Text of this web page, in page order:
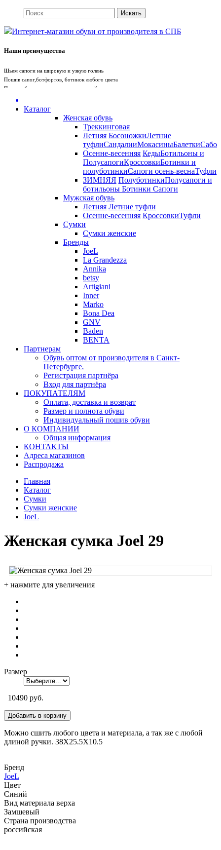
Интернет-магазин обуви от производителя в СПБ
Наши преимущества
Шьем сапоги на широкую и узкую голень
Пошив сапог,ботфортов, ботинок любого цвета
Пошив обуви вручную с учетом вашей стопы
Whatsapp+79675719880
Санкт-Петербург
Каталог
Женская обувь
Треккинговая
Летняя БосоножкиЛетние
туфлиСандалииМокасиныБалеткиСабо
Осенне-весенняя КедыБотильоны и
ПолусапогиКроссовкиБотинки и
полуботинкиСапоги осень-веснаТуфли
ЗИМНЯЯ ПолуботинкиПолусапоги и
ботильоны Ботинки Сапоги
Мужская обувь
Летняя Летние туфли
Осенне-весенняя КроссовкиТуфли
Сумки
Сумки женские
Бренды
JoeL
La Grandezza
Annika
betsy
Artigiani
Inner
Marko
Bona Dea
GNV
Baden
BENTA
Партнерам
Обувь оптом от производителя в Санкт-
Петербурге.
Регистрация партнёра
Вход для партнёра
ПОКУПАТЕЛЯМ
Оплата, доставка и возврат
Размер и полнота обуви
Индивидуальный пошив обуви
О КОМПАНИИ
Общая информация
КОНТАКТЫ
Адреса магазинов
Распродажа
Главная
Каталог
Сумки
Сумки женские
JoeL
Женская сумка Joel 29
+ нажмите для увеличения
Размер
10490 руб.
Можно сшить любого цвета и материала, а так же с любой
длиной ручки. 38Х25.5Х10.5
Бренд
JoeL
Цвет
Синий
Вид материала верха
Замшевый
Страна производства
российская